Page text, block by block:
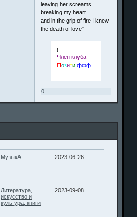
leaving her screams
breaking my heart
and in the grip of fire I knew
the death of love"
!
Член клуба
Позити ффф
0
МузыкА 2023-06-26
Литература,
искусство и
культура, книги
2023-09-08